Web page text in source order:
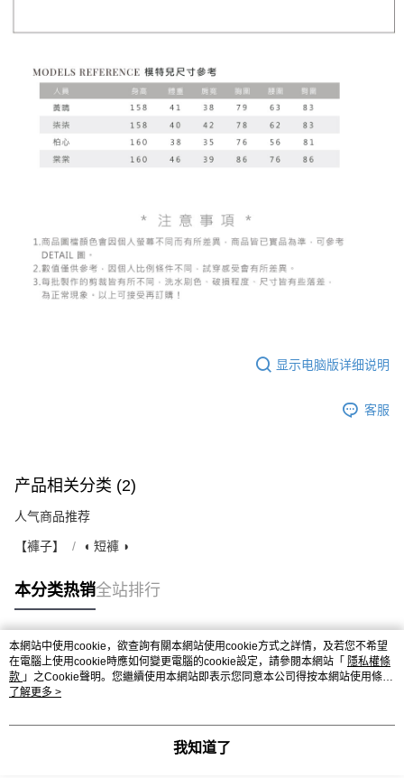
显示电脑版详细说明
客服
产品相关分类 (2)
人气商品推荐
【褲子】 ◖ 短褲 ◗
本分类热销全站排行
热门标签
本網站中使用cookie，欲查詢有關本網站使用cookie方式之詳情，及若您不希望
在電腦上使用cookie時應如何變更電腦的cookie設定，請參閱本網站「 隱私權條
款 」之Cookie聲明。您繼續使用本網站即表示您同意本公司得按本網站使用條款
之Cookie聲明使用cookie。
了解更多 >
我知道了